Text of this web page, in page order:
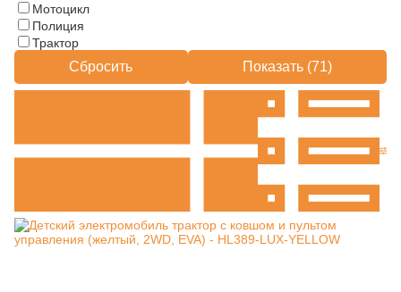
Мотоцикл
Полиция
Трактор
Сбросить Показать (71)